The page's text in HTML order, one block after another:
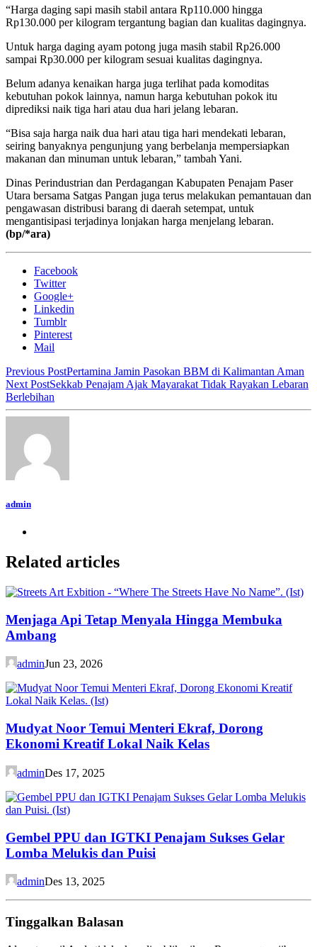
“Harga daging sapi masih stabil antara Rp110.000 hingga
Rp130.000 per kilogram tergantung bagian dan kualitas dagingnya.
Untuk harga daging ayam potong juga masih stabil Rp26.000
sampai Rp30.000 per kilogram sesuai kualitas dagingnya.
Belum adanya kenaikan harga juga terlihat pada komoditas
kebutuhan pokok lainnya, namun harga kebutuhan pokok itu
diprediksi naik tiga hari atau dua hari jelang lebaran.
“Bisa saja harga naik dua hari atau tiga hari mendekati lebaran,
seiring banyaknya pengunjung yang berbelanja mempersiapkan
makanan dan minuman untuk lebaran,” tambah Yani.
Dinas Perindustrian dan Perdagangan Kabupaten Penajam Paser
Utara bersama Satgas Pangan juga terus melakukan pemantauan dan
pengawasan distribusi barang di daerah setempat, untuk
mengantisipasi terjadinya lonjakan harga menjelang lebaran.
(bp/*ara)
Facebook
Twitter
Google+
Linkedin
Tumblr
Pinterest
Mail
Previous PostPertamina Jamin Pasokan BBM di Kalimantan Aman
Next PostSekkab Penajam Ajak Mayarakat Tidak Rayakan Lebaran
Berlebihan
admin
Related articles
Menjaga Api Tetap Menyala Hingga Membuka
Ambang
adminJun 23, 2026
Mudyat Noor Temui Menteri Ekraf, Dorong
Ekonomi Kreatif Lokal Naik Kelas
adminDes 17, 2025
Gembel PPU dan IGTKI Penajam Sukses Gelar
Lomba Melukis dan Puisi
adminDes 13, 2025
Tinggalkan Balasan